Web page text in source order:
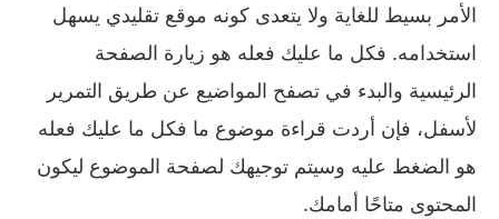
الأمر بسيط للغاية ولا يتعدى كونه موقع تقليدي يسهل
استخدامه. فكل ما عليك فعله هو زيارة الصفحة
الرئيسية والبدء في تصفح المواضيع عن طريق التمرير
لأسفل، فإن أردت قراءة موضوع ما فكل ما عليك فعله
هو الضغط عليه وسيتم توجيهك لصفحة الموضوع ليكون
المحتوى متاحًا أمامك.